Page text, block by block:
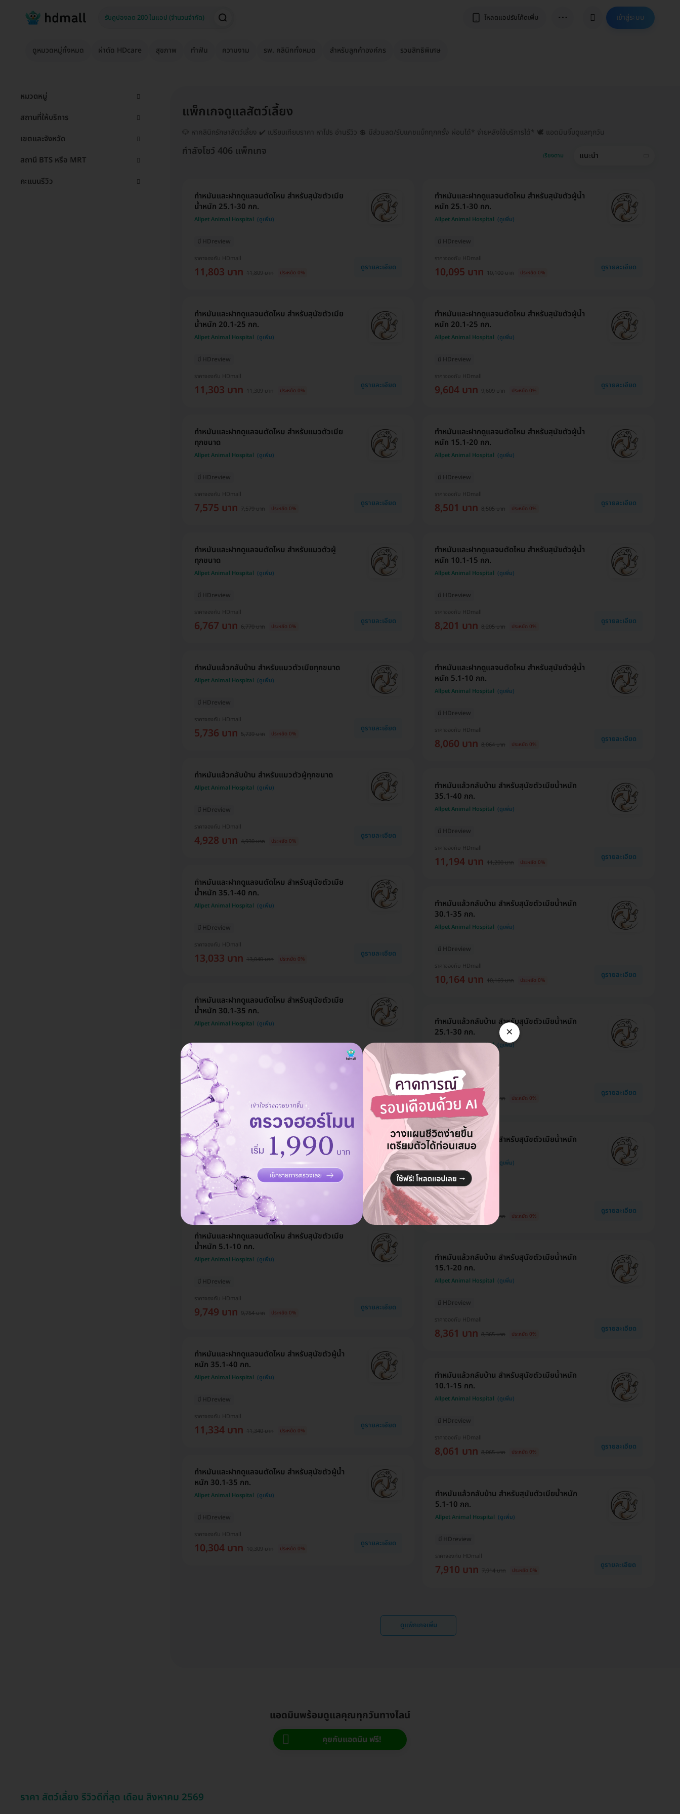
โหลดแอปรับโค้ดเพิ่ม ⋯ เข้าสู่ระบบ
ดูหมวดหมู่ทั้งหมด ผ่าตัด HDcare สุขภาพ ทำฟัน ความงาม รพ. คลินิกทั้งหมด สำหรับลูกค้าองค์กร รวมสิทธิพิเศษ
หมวดหมู่
สถานที่ให้บริการ
เขตและจังหวัด
สถานี BTS หรือ MRT
คะแนนรีวิว
แพ็กเกจดูแลสัตว์เลี้ยง
🐶 หาคลินิกรักษาสัตว์เลี้ยง ✔️ เปรียบเทียบราคา หาโปร อ่านรีวิว 💲 มีส่วนลด/รับแคชแบ็กทุกครั้ง ผ่อนได้* จ่ายหลังใช้บริการได้* 🕊️ แอดมินจิ๊บดูแลทุกวัน
เรียงตาม แนะนำ
กำลังโชว์ 406 แพ็กเกจ
มี HDreview
ทำหมันและฝากดูแลจนตัดไหม สำหรับสุนัขตัวเมีย
น้ำหนัก 25.1-30 กก.
Allpet Animal Hospital
ราคาจองกับ HDmall
11,803 บาท 11,809 บาท ประหยัด 0%
ดูรายละเอียด
มี HDreview
ทำหมันและฝากดูแลจนตัดไหม สำหรับสุนัขตัวเมีย
น้ำหนัก 20.1-25 กก.
Allpet Animal Hospital
ราคาจองกับ HDmall
11,303 บาท 11,309 บาท ประหยัด 0%
ดูรายละเอียด
มี HDreview
ทำหมันและฝากดูแลจนตัดไหม สำหรับแมวตัวเมีย
ทุกขนาด
Allpet Animal Hospital
ราคาจองกับ HDmall
7,575 บาท 7,579 บาท ประหยัด 0%
ดูรายละเอียด
มี HDreview
ทำหมันและฝากดูแลจนตัดไหม สำหรับแมวตัวผู้
ทุกขนาด
Allpet Animal Hospital
ราคาจองกับ HDmall
6,767 บาท 6,770 บาท ประหยัด 0%
ดูรายละเอียด
มี HDreview
ทำหมันแล้วกลับบ้าน สำหรับแมวตัวเมียทุกขนาด
Allpet Animal Hospital
ราคาจองกับ HDmall
5,736 บาท 5,739 บาท ประหยัด 0%
ดูรายละเอียด
มี HDreview
ทำหมันแล้วกลับบ้าน สำหรับแมวตัวผู้ทุกขนาด
Allpet Animal Hospital
ราคาจองกับ HDmall
4,928 บาท 4,930 บาท ประหยัด 0%
ดูรายละเอียด
มี HDreview
ทำหมันและฝากดูแลจนตัดไหม สำหรับสุนัขตัวเมีย
น้ำหนัก 35.1-40 กก.
Allpet Animal Hospital
ราคาจองกับ HDmall
13,033 บาท 13,040 บาท ประหยัด 0%
ดูรายละเอียด
มี HDreview
ทำหมันและฝากดูแลจนตัดไหม สำหรับสุนัขตัวเมีย
น้ำหนัก 30.1-35 กก.
Allpet Animal Hospital
ราคาจองกับ HDmall
12,003 บาท ดูรายละเอียด
มี HDreview
ทำหมันและฝากดูแลจนตัดไหม สำหรับสุนัขตัวเมีย
น้ำหนัก 10.1-15 กก.
Allpet Animal Hospital
ราคาจองกับ HDmall
9,900 บาท 9,905 บาท
ดูรายละเอียด
มี HDreview
ทำหมันและฝากดูแลจนตัดไหม สำหรับสุนัขตัวเมีย
น้ำหนัก 5.1-10 กก.
Allpet Animal Hospital
ราคาจองกับ HDmall
9,749 บาท 9,754 บาท ประหยัด 0%
ดูรายละเอียด
มี HDreview
ทำหมันและฝากดูแลจนตัดไหม สำหรับสุนัขตัวผู้น้ำ
หนัก 35.1-40 กก.
Allpet Animal Hospital
ราคาจองกับ HDmall
11,334 บาท 11,340 บาท ประหยัด 0%
ดูรายละเอียด
มี HDreview
ทำหมันและฝากดูแลจนตัดไหม สำหรับสุนัขตัวผู้น้ำ
หนัก 30.1-35 กก.
Allpet Animal Hospital
ราคาจองกับ HDmall
10,304 บาท 10,309 บาท ประหยัด 0%
ดูรายละเอียด
มี HDreview
ทำหมันและฝากดูแลจนตัดไหม สำหรับสุนัขตัวผู้น้ำ
หนัก 25.1-30 กก.
Allpet Animal Hospital
ราคาจองกับ HDmall
10,095 บาท 10,100 บาท ประหยัด 0%
ดูรายละเอียด
มี HDreview
ทำหมันและฝากดูแลจนตัดไหม สำหรับสุนัขตัวผู้น้ำ
หนัก 20.1-25 กก.
Allpet Animal Hospital
ราคาจองกับ HDmall
9,604 บาท 9,609 บาท ประหยัด 0%
ดูรายละเอียด
มี HDreview
ทำหมันและฝากดูแลจนตัดไหม สำหรับสุนัขตัวผู้น้ำ
หนัก 15.1-20 กก.
Allpet Animal Hospital
ราคาจองกับ HDmall
8,501 บาท 8,505 บาท ประหยัด 0%
ดูรายละเอียด
มี HDreview
ทำหมันและฝากดูแลจนตัดไหม สำหรับสุนัขตัวผู้น้ำ
หนัก 10.1-15 กก.
Allpet Animal Hospital
ราคาจองกับ HDmall
8,201 บาท 8,205 บาท ประหยัด 0%
ดูรายละเอียด
มี HDreview
ทำหมันและฝากดูแลจนตัดไหม สำหรับสุนัขตัวผู้น้ำ
หนัก 5.1-10 กก.
Allpet Animal Hospital
ราคาจองกับ HDmall
8,060 บาท 8,064 บาท ประหยัด 0%
ดูรายละเอียด
มี HDreview
ทำหมันแล้วกลับบ้าน สำหรับสุนัขตัวเมียน้ำหนัก
35.1-40 กก.
Allpet Animal Hospital
ราคาจองกับ HDmall
11,194 บาท 11,200 บาท ประหยัด 0%
ดูรายละเอียด
มี HDreview
ทำหมันแล้วกลับบ้าน สำหรับสุนัขตัวเมียน้ำหนัก
30.1-35 กก.
Allpet Animal Hospital
ราคาจองกับ HDmall
10,164 บาท 10,169 บาท ประหยัด 0%
ดูรายละเอียด
มี HDreview
ทำหมันแล้วกลับบ้าน สำหรับสุนัขตัวเมียน้ำหนัก
25.1-30 กก.
Allpet Animal Hospital
ราคาจองกับ HDmall
9,964 บาท 9,969 บาท ประหยัด 0%
ดูรายละเอียด
มี HDreview
ทำหมันแล้วกลับบ้าน สำหรับสุนัขตัวเมียน้ำหนัก
20.1-25 กก.
Allpet Animal Hospital
ราคาจองกับ HDmall
9,464 บาท 9,469 บาท ประหยัด 0%
ดูรายละเอียด
มี HDreview
ทำหมันแล้วกลับบ้าน สำหรับสุนัขตัวเมียน้ำหนัก
15.1-20 กก.
Allpet Animal Hospital
ราคาจองกับ HDmall
8,361 บาท 8,365 บาท ประหยัด 0%
ดูรายละเอียด
มี HDreview
ทำหมันแล้วกลับบ้าน สำหรับสุนัขตัวเมียน้ำหนัก
10.1-15 กก.
Allpet Animal Hospital
ราคาจองกับ HDmall
8,061 บาท 8,065 บาท ประหยัด 0%
ดูรายละเอียด
มี HDreview
ทำหมันแล้วกลับบ้าน สำหรับสุนัขตัวเมียน้ำหนัก
5.1-10 กก.
Allpet Animal Hospital
ราคาจองกับ HDmall
7,910 บาท 7,914 บาท ประหยัด 0%
ดูรายละเอียด
ดูแพ็กเกจเพิ่ม
แอดมินพร้อมดูแลคุณทุกวันทางไลน์
คุยกับแอดมิน ฟรี!
ราคา สัตว์เลี้ยง รีวิวดีที่สุด เดือน สิงหาคม 2569
×